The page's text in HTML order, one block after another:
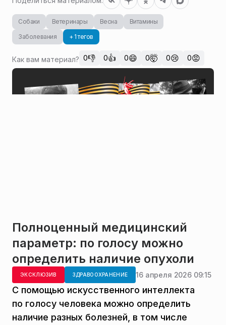
Собаки Ветеринары Весна
Витамины
Заболевания
+ 1 тегов
Как вам материал? 0👎 0👍 0😄 0🤯 0😢 0😡
Полноценный медицинский
параметр: по голосу можно
определить наличие опухоли
ЭКСКЛЮЗИВ ЗДРАВООХРАНЕНИЕ 16 апреля 2026 09:15
С помощью искусственного интеллекта
по голосу человека можно определить
наличие разных болезней, в том числе